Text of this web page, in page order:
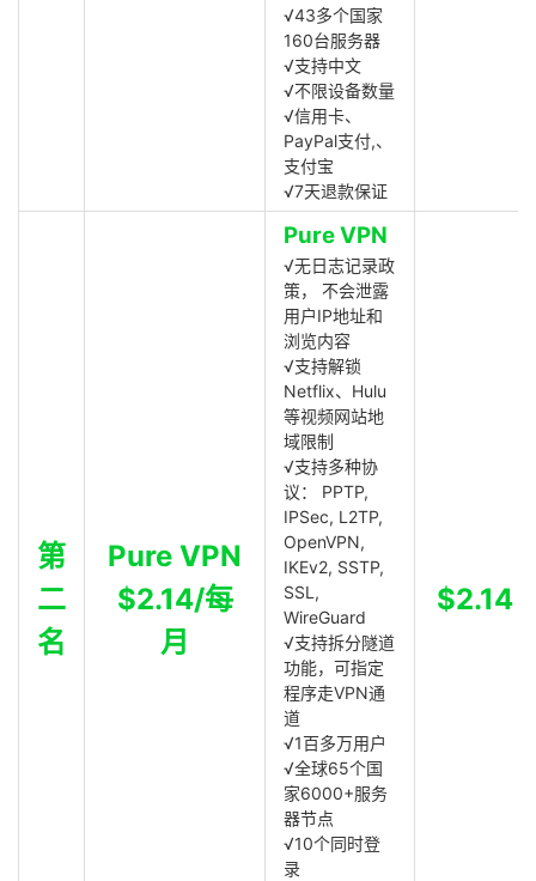
√43多个国家
160台服务器
√支持中文
√不限设备数量
√信用卡、
PayPal支付,、
支付宝
√7天退款保证
第
二
名
Pure VPN
$2.14/每
月
Pure VPN
√无日志记录政
策， 不会泄露
用户IP地址和
浏览内容
√支持解锁
Netflix、Hulu
等视频网站地
域限制
√支持多种协
议： PPTP,
IPSec, L2TP,
OpenVPN,
IKEv2, SSTP,
SSL,
WireGuard
√支持拆分隧道
功能，可指定
程序走VPN通
道
√1百多万用户
√全球65个国
家6000+服务
器节点
√10个同时登
录
$2.14